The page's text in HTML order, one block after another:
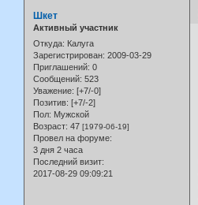
Шкет
Активный участник
Откуда: Калуга
Зарегистрирован: 2009-03-29
Приглашений: 0
Сообщений: 523
Уважение: [+7/-0]
Позитив: [+7/-2]
Пол: Мужской
Возраст: 47 [1979-06-19]
Провел на форуме:
3 дня 2 часа
Последний визит:
2017-08-29 09:09:21